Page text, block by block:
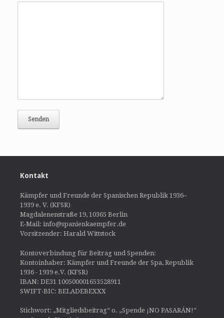
Kontakt
Kämpfer und Freunde der Spanischen Republik 1936–
1939 e. V. (KFSR)
Magdalenenstraße 19, 10365 Berlin
E-Mail: info@spanienkaempfer.de
Vorsitzender: Harald Wittstock
Kontoverbindung für Beitrag und Spenden:
Kontoinhaber: Kämpfer und Freunde der Spa, Republik
1936 - 1939 e.V. (KFSR)
IBAN: DE31 100500001653528911
SWIFT-BIC: BELADEBEXXX
Stichwort: „Mitgliedsbeitrag“ o. „Spende ¡NO PASARÁN!“